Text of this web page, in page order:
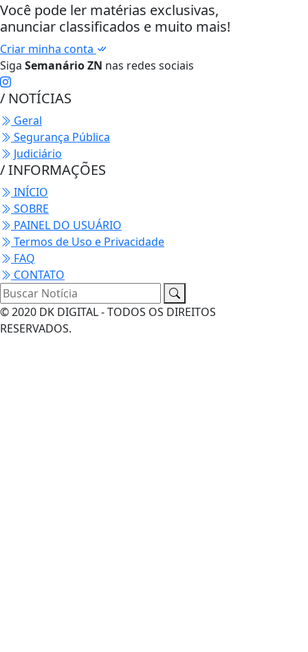
Você pode ler matérias exclusivas,
anunciar classificados e muito mais!
Criar minha conta
Siga Semanário ZN nas redes sociais
/ NOTÍCIAS
Geral
Segurança Pública
Judiciário
/ INFORMAÇÕES
INÍCIO
SOBRE
PAINEL DO USUÁRIO
Termos de Uso e Privacidade
FAQ
CONTATO
© 2020 DK DIGITAL - TODOS OS DIREITOS
RESERVADOS.